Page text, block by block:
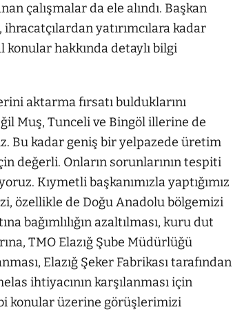
çalışmalar da ele alındı. Başkan
yatırımcılara kadar
hakkında detaylı bilgi
aktarma fırsatı bulduklarını
Muş, Tunceli ve Bingöl illerine de
Bu kadar geniş bir yelpazede üretim
değerli. Onların sorunlarının tespiti
Kıymetli başkanımızla yaptığımız
özellikle de Doğu Anadolu bölgemizi
bağımlılığın azaltılması, kuru dut
TMO Elazığ Şube Müdürlüğü
Elazığ Şeker Fabrikası tarafından
ihtiyacının karşılanması için
konular üzerine görüşlerimizi